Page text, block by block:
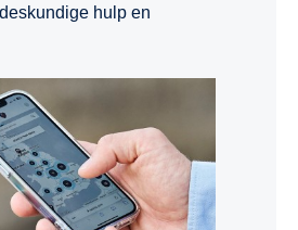
hulp en